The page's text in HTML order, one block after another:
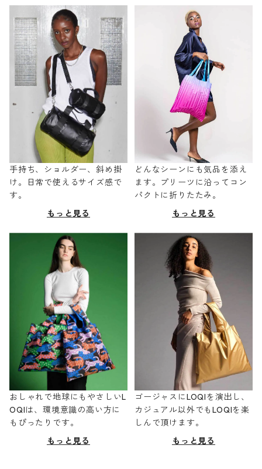
手持ち、ショルダー、斜め掛
け。日常で使えるサイズ感で
す。
もっと見る
どんなシーンにも気品を添え
ます。プリーツに沿ってコン
パクトに折りたたみ。
もっと見る
おしゃれで地球にもやさしいL
OQIは、環境意識の高い方に
もぴったりです。
もっと見る
ゴージャスにLOQIを演出し、
カジュアル以外でもLOQIを楽
しんで頂けます。
もっと見る